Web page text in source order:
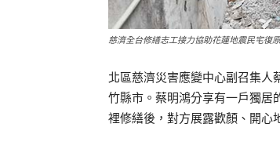
慈濟全台修繕志工接力協助花蓮地震民宅復
北區慈濟災害應變中心副召集
竹縣市。蔡明鴻分享有一戶獨居
裡修繕後，對方展露歡顏、開心